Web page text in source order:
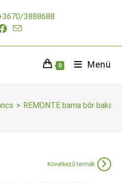
3888688
0 Menü
> REMONTE barna bőr
Következő termék